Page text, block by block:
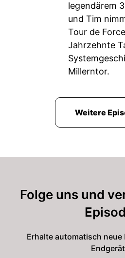
legendärem
und Tim
Tour de
Jahrzehnte
Millerntor.
Weitere
Folge uns und
Erhalte automatisch neue